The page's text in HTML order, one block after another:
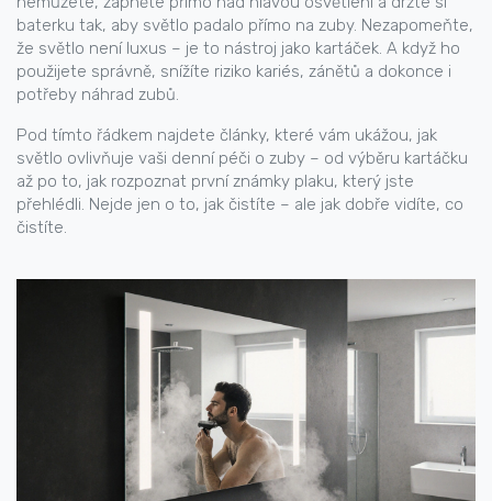
baterku tak, aby světlo padalo přímo na zuby. Nezapomeňte,
že světlo není luxus – je to nástroj jako kartáček. A když ho
použijete správně, snížíte riziko kariés, zánětů a dokonce i
potřeby náhrad zubů.
Pod tímto řádkem najdete články, které vám ukážou, jak
světlo ovlivňuje vaši denní péči o zuby – od výběru kartáčku
až po to, jak rozpoznat první známky plaku, který jste
přehlédli. Nejde jen o to, jak čistíte – ale jak dobře vidíte, co
čistíte.